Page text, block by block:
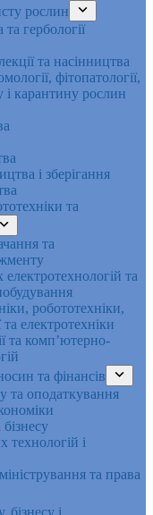
рослин
гербології
та насінництва
фітопатології,
і карантину рослин
і зберігання
та
та
та
робототехніки,
та електротехніки
та комп’ютерно-
та фінансів
та оподаткування
технологій і
та права
і